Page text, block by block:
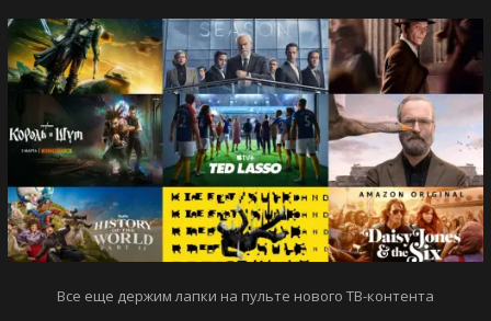
Все еще держим лапки на пульте нового ТВ-контента